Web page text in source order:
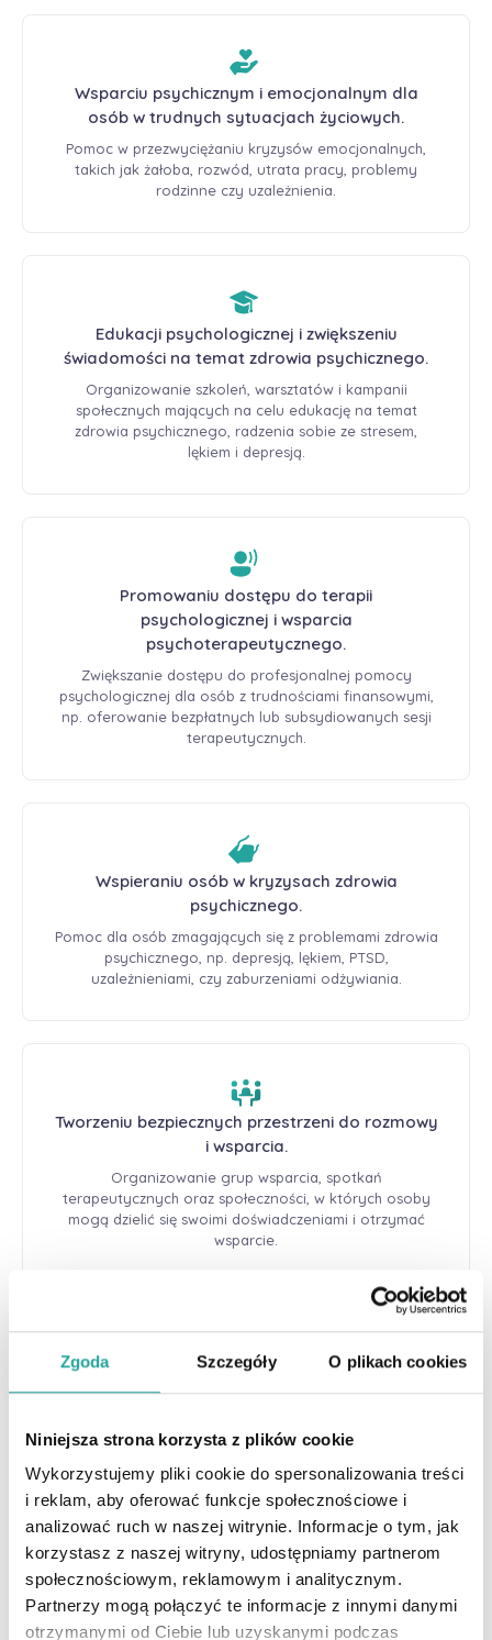
Zgoda Szczegóły O plikach cookies
Niniejsza strona korzysta z plików cookie
Wykorzystujemy pliki cookie do spersonalizowania treści
i reklam, aby oferować funkcje społecznościowe i
analizować ruch w naszej witrynie. Informacje o tym, jak
korzystasz z naszej witryny, udostępniamy partnerom
społecznościowym, reklamowym i analitycznym.
Partnerzy mogą połączyć te informacje z innymi danymi
otrzymanymi od Ciebie lub uzyskanymi podczas
Wsparciu psychicznym i emocjonalnym dla
osób w trudnych sytuacjach życiowych.
Pomoc w przezwyciężaniu kryzysów emocjonalnych,
takich jak żałoba, rozwód, utrata pracy, problemy
rodzinne czy uzależnienia.
Edukacji psychologicznej i zwiększeniu
świadomości na temat zdrowia psychicznego.
Organizowanie szkoleń, warsztatów i kampanii
społecznych mających na celu edukację na temat
zdrowia psychicznego, radzenia sobie ze stresem,
lękiem i depresją.
Promowaniu dostępu do terapii
psychologicznej i wsparcia
psychoterapeutycznego.
Zwiększanie dostępu do profesjonalnej pomocy
psychologicznej dla osób z trudnościami finansowymi,
np. oferowanie bezpłatnych lub subsydiowanych sesji
terapeutycznych.
Wspieraniu osób w kryzysach zdrowia
psychicznego.
Pomoc dla osób zmagających się z problemami zdrowia
psychicznego, np. depresją, lękiem, PTSD,
uzależnieniami, czy zaburzeniami odżywiania.
Tworzeniu bezpiecznych przestrzeni do rozmowy
i wsparcia.
Organizowanie grup wsparcia, spotkań
terapeutycznych oraz społeczności, w których osoby
mogą dzielić się swoimi doświadczeniami i otrzymać
wsparcie.
programów edukacyjnych i profilaktycznych
dorosłych.
Badaniami nad psychologią i zachowaniami